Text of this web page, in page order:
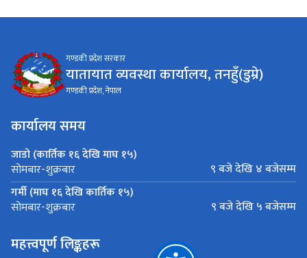
गण्डकी प्रदेश सरकार
यातायात व्यवस्था कार्यालय, तनहुँ(डुम्रे)
गण्डकी प्रदेश, नेपाल
कार्यालय समय
जाडो (कार्तिक १६ देखि माघ १५)
सोमबार-शुक्रबार
९ बजे देखि ४ बजेसम्म
गर्मी (माघ १६ देखि कार्तिक १५)
सोमबार-शुक्रबार ९ बजे देखि ५ बजेसम्म
महत्त्वपूर्ण लिङ्कहरू